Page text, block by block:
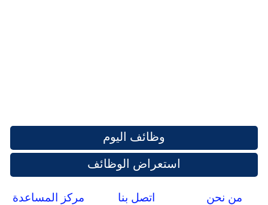
وظائف اليوم
استعراض الوظائف
من نحن اتصل بنا مركز المساعدة